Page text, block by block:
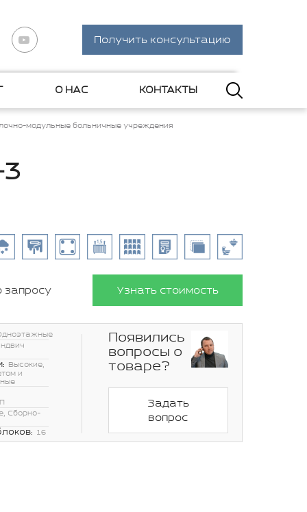
Получить консультацию
О НАС КОНТАКТЫ
модульные больничные учреждения
запросу Узнать стоимость
Высокие,
и
Сборно-
16
Появились
вопросы о
товаре?
Задать
вопрос